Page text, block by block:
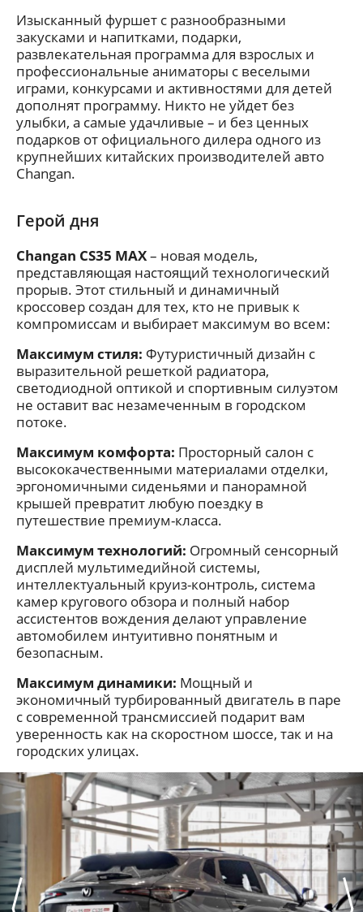
Изысканный фуршет с разнообразными
закусками и напитками, подарки,
развлекательная программа для взрослых и
профессиональные аниматоры с веселыми
играми, конкурсами и активностями для детей
дополнят программу. Никто не уйдет без
улыбки, а самые удачливые – и без ценных
подарков от официального дилера одного из
крупнейших китайских производителей авто
Changan.
Герой дня
Changan CS35 MAX– новая модель,
представляющая настоящий технологический
прорыв. Этот стильный и динамичный
кроссовер создан для тех, кто не привык к
компромиссам и выбирает максимум во всем:
Максимум стиля: Футуристичный дизайн с
выразительной решеткой радиатора,
светодиодной оптикой и спортивным силуэтом
не оставит вас незамеченным в городском
потоке.
Максимум комфорта: Просторный салон с
высококачественными материалами отделки,
эргономичными сиденьями и панорамной
крышей превратит любую поездку в
путешествие премиум-класса.
Максимум технологий: Огромный сенсорный
дисплей мультимедийной системы,
интеллектуальный круиз-контроль, система
камер кругового обзора и полный набор
ассистентов вождения делают управление
автомобилем интуитивно понятным и
безопасным.
Максимум динамики: Мощный и
экономичный турбированный двигатель в паре
с современной трансмиссией подарит вам
уверенность как на скоростном шоссе, так и на
городских улицах.